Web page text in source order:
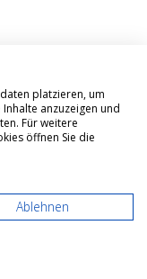
die
und
Portion
kannst
der Big 7
platzieren, um
anzuzeigen und
Für weitere
öffnen Sie die
Ablehnen